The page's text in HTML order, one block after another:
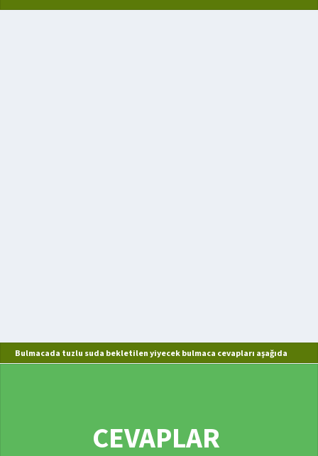
Bulmacada tuzlu suda bekletilen yiyecek bulmaca cevapları aşağıda
CEVAPLAR